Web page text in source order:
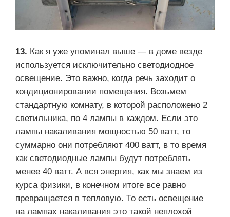
13. Как я уже упоминал выше — в доме везде
используется исключительно светодиодное
освещение. Это важно, когда речь заходит о
кондиционировании помещения. Возьмем
стандартную комнату, в которой расположено 2
светильника, по 4 лампы в каждом. Если это
лампы накаливания мощностью 50 ватт, то
суммарно они потребляют 400 ватт, в то время
как светодиодные лампы будут потреблять
менее 40 ватт. А вся энергия, как мы знаем из
курса физики, в конечном итоге все равно
превращается в тепловую. То есть освещение
на лампах накаливания это такой неплохой